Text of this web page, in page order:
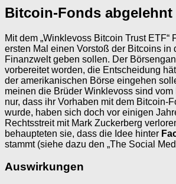
Bitcoin-Fonds abgelehnt
Mit dem „Winklevoss Bitcoin Trust ETF“
ersten Mal einen Vorstoß der Bitcoins in
Finanzwelt geben sollen. Der
vorbereitet worden, die Entscheidung
der amerikanischen Börse eingehen
meinen die Brüder Winklevoss sind
nur, dass ihr Vorhaben mit dem Bitcoin-
wurde, haben sich doch vor einigen
Rechtsstreit mit Mark Zuckerberg
behaupteten sie, dass die Idee hinter
stammt (siehe dazu den „The Social
Auswirkungen